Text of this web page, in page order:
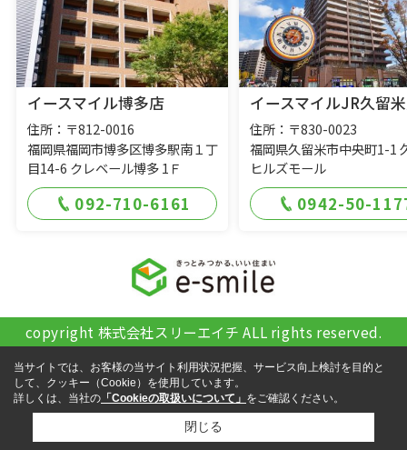
イースマイル博多店
住所：〒812-0016
福岡県福岡市博多区博多駅南１丁
目14-6 クレベール博多 1Ｆ
092-710-6161
イースマイルJR久留
住所：〒830-0023
福岡県久留米市中央町1-1
ヒルズモール
0942-50-
copyright 株式会社スリーエイチ ALL rights reserved.
当サイトでは、お客様の当サイト利用状況把握、サービス向上検討を目的と
して、クッキー（Cookie）を使用しています。
詳しくは、当社の 「Cookieの取扱いについて」 をご確認ください。
閉じる